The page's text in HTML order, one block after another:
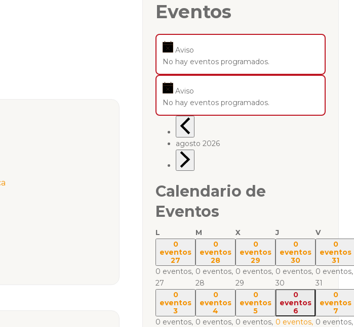
Eventos
Aviso
No hay eventos programados.
Aviso
No hay eventos programados.
agosto 2026
Calendario de
Eventos
L M X J
V
0
eventos
27
0 eventos,
27
0
eventos
28
0 eventos,
28
0
eventos
29
0 eventos,
29
0
eventos
30
0 eventos,
30
0
eventos
31
0 eventos,
31
0
eventos
3
0 eventos,
0
eventos
4
0 eventos,
0
eventos
5
0 eventos,
0
eventos
6
0 eventos,
0
eventos
7
0 eventos,